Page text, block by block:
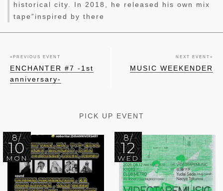
historical city. In 2018, he released his own mix
tape”inspired by there
« PREVIOUS EVENT
ENCHANTER #7 -1st
anniversary-
NEXT EVENT »
MUSIC WEEKENDER
PICK UP EVENT
8/
10
MON
8/
12
WED